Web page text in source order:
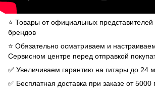
⭐️ Товары от официальных
брендов
⭐️ Обязательно осматриваем и
Сервисном центре перед отправкой
✅ Увеличиваем гарантию на гитары до 24
✅ Бесплатная доставка при заказе от 5000